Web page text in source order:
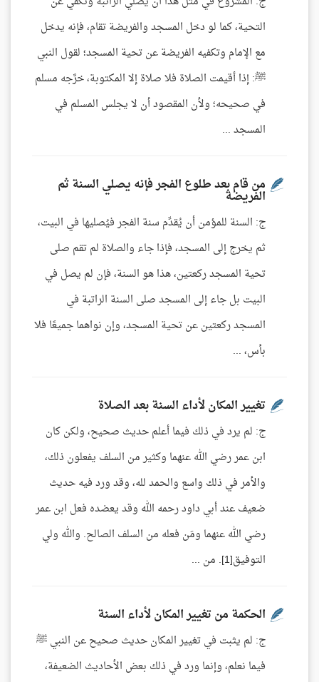
التحية، كما لو دخل المسجد والفريضة تقام، فإنه يدخل
مع الإمام وتكفيه الفريضة عن تحية المسجد؛ لقول النبي
ﷺ: إذا أقيمت الصلاة فلا صلاة إلا المكتوبة، خرَّجه مسلم
في صحيحه؛ ولأن المقصود أن لا يجلس المسلم في
المسجد ...
من قام بعد طلوع الفجر فإنه يصلي السنة ثم
الفريضة
ج: السنة للمؤمن أن يُقدِّم سنة الفجر فيُصليها في البيت،
ثم يخرج إلى المسجد، فإذا جاء والصلاة لم تقم صلى
تحية المسجد ركعتين، هذا هو السنة، فإن لم يصل في
البيت بل جاء إلى المسجد صلى السنة الراتبة في
المسجد ركعتين عن تحية المسجد، وإن نواهما جميعًا فلا
بأس، ...
تغيير المكان لأداء السنة بعد الصلاة
ج: لم يرد في ذلك فيما أعلم حديث صحيح، ولكن كان
ابن عمر رضي الله عنهما وكثير من السلف يفعلون ذلك،
والأمر في ذلك واسع والحمد لله، وقد ورد فيه حديث
ضعيف عند أبي داود رحمه الله وقد يعضده فعل ابن عمر
رضي الله عنهما ومَن فعله من السلف الصالح. والله ولي
التوفيق[1]. من ...
الحكمة من تغيير المكان لأداء السنة
ج: لم يثبت في تغيير المكان حديث صحيح عن النبي ﷺ
فيما نعلم، وإنما ورد في ذلك بعض الأحاديث الضعيفة،